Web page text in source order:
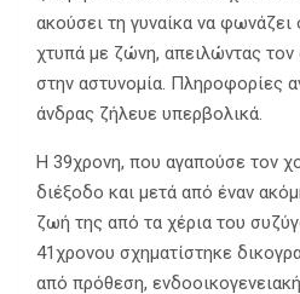
ακούσει τη γυναίκα να φωνάζει
χτυπά με ζώνη, απειλώντας τον
στην αστυνομία. Πληροφορίες
άνδρας ζήλευε υπερβολικά.
Η 39χρονη, που αγαπούσε τον
διέξοδο και μετά από έναν
ζωή της από τα χέρια του
41χρονου σχηματίστηκε
από πρόθεση,